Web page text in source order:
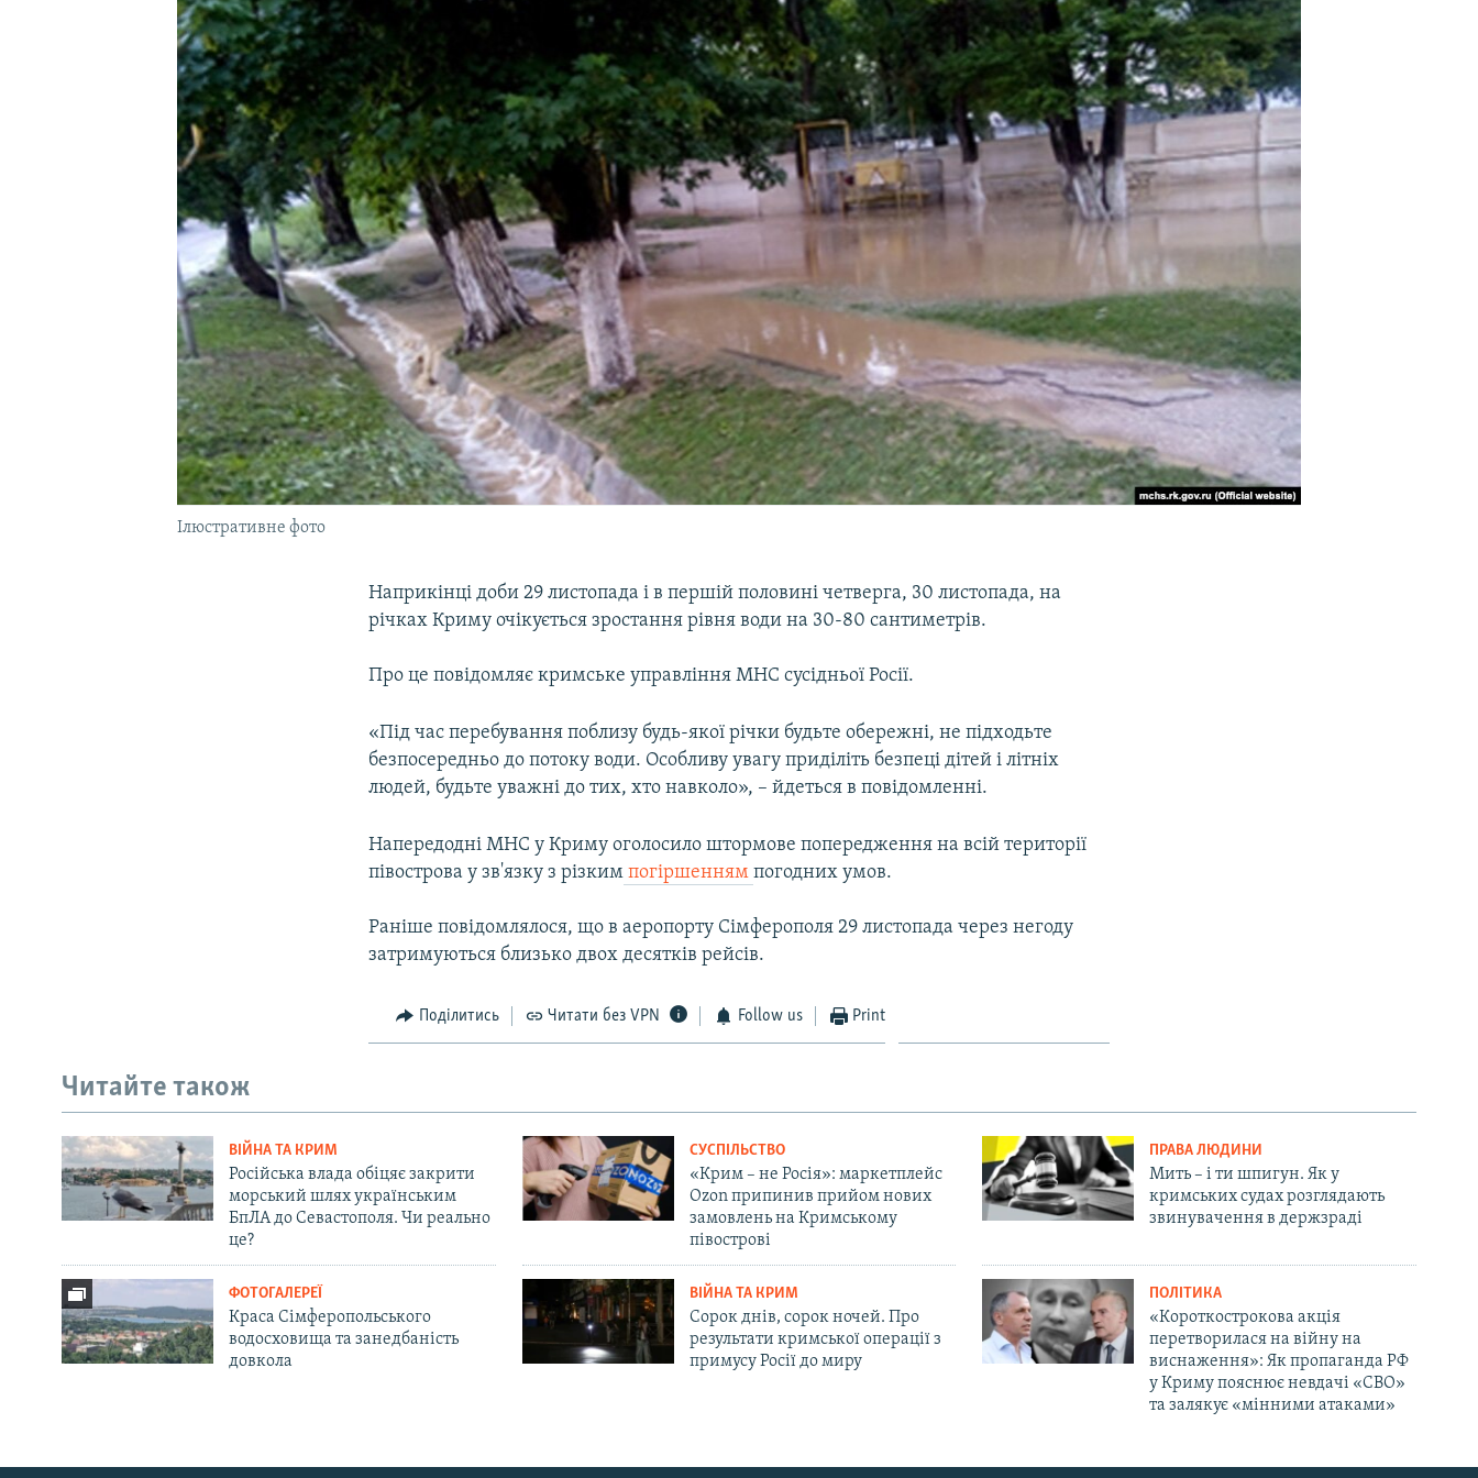
УКРАЇНСЬКА ПРОБЛЕМА КРИМУ
Русский
Ілюстративне фото
Наприкінці доби 29 листопада і в першій половині четверга, 30 листопада, на
річках Криму очікується зростання рівня води на 30-80 сантиметрів.
Про це повідомляє кримське управління МНС сусідньої Росії.
«Під час перебування поблизу будь-якої річки будьте обережні, не підходьте
безпосередньо до потоку води. Особливу увагу приділіть безпеці дітей і літніх
людей, будьте уважні до тих, хто навколо», – йдеться в повідомленні.
Напередодні МНС у Криму оголосило штормове попередження на всій території
півострова у зв'язку з різким погіршеннямпогодних умов.
Раніше повідомлялося, що в аеропорту Сімферополя 29 листопада через негоду
затримуються близько двох десятків рейсів.
Поділитись Читати без VPN Follow us Print
Читайте також
ВІЙНА ТА КРИМ
Російська влада обіцяє закрити
морський шлях українським
БпЛА до Севастополя. Чи реально
це?
СУСПІЛЬСТВО
«Крим – не Росія»: маркетплейс
Ozon припинив прийом нових
замовлень на Кримському
півострові
ПРАВА ЛЮДИНИ
Мить – і ти шпигун. Як у
кримських судах розглядають
звинувачення в держзраді
ФОТОГАЛЕРЕЇ
Краса Сімферопольського
водосховища та занедбаність
довкола
ВІЙНА ТА КРИМ
Сорок днів, сорок ночей. Про
результати кримської операції з
примусу Росії до миру
ПОЛІТИКА
«Короткострокова акція
перетворилася на війну на
виснаження»: Як пропаганда РФ
у Криму пояснює невдачі «СВО»
та залякує «мінними атаками»